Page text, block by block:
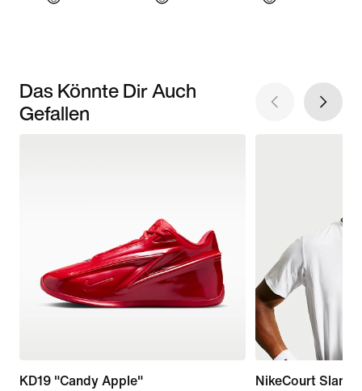
Das Könnte Dir Auch
Gefallen
KD19 "Candy Apple"
NikeCourt Slam